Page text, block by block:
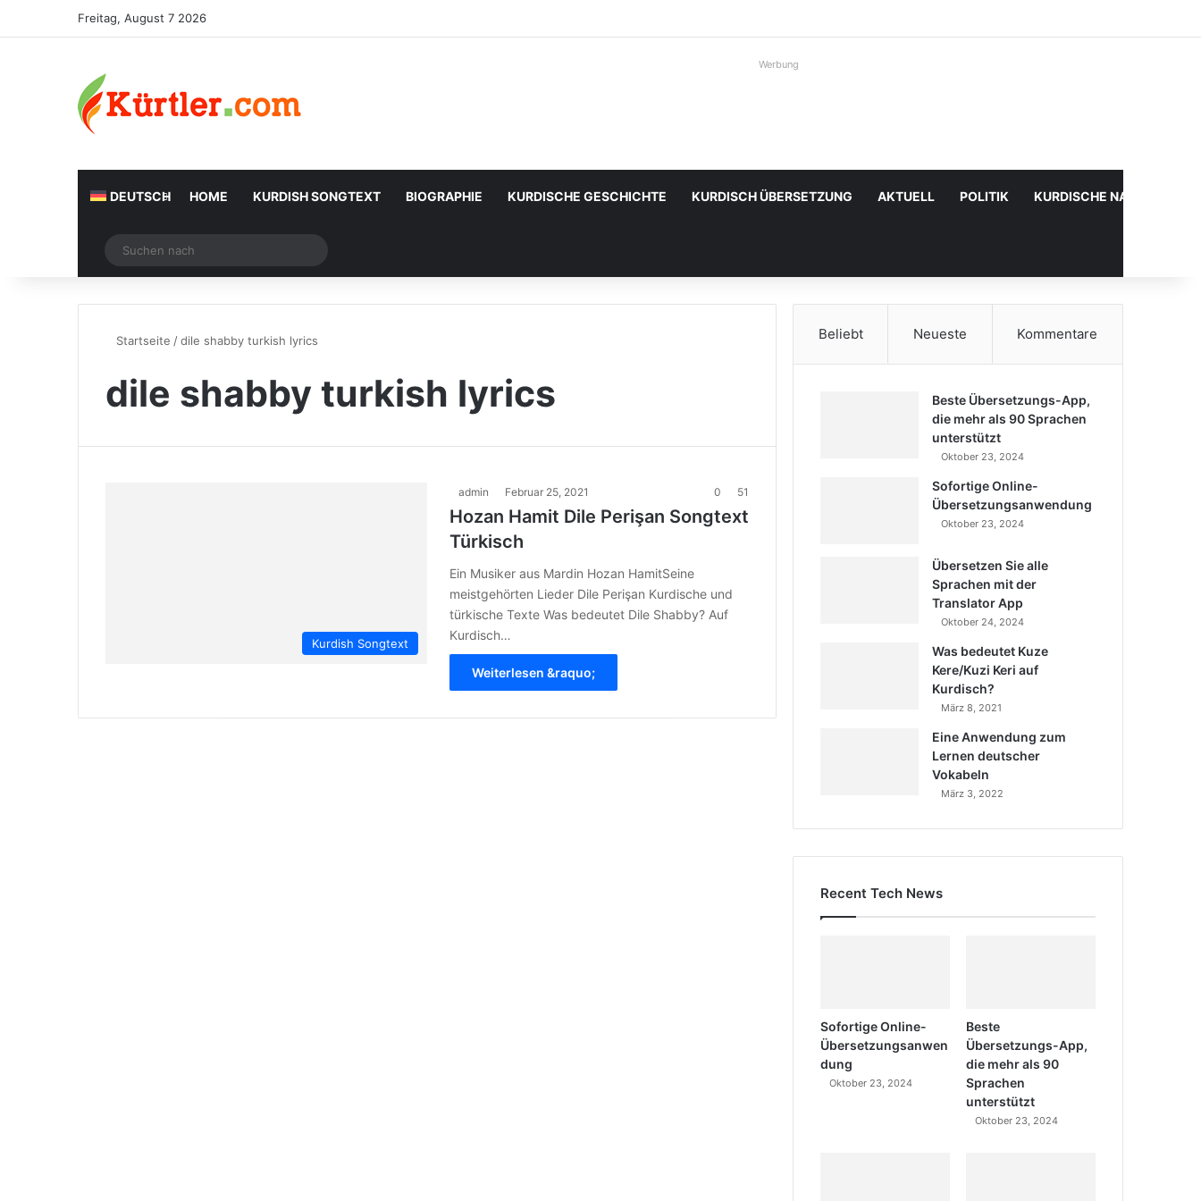
Freitag, August 7 2026
Werbung
DEUTSCH HOME KURDISH SONGTEXT BIOGRAPHIE KURDISCHE GESCHICHTE KURDISCH ÜBERSETZUNG AKTUELL POLITIK KURDISCHE
Zufälliger Artikel
nach
Startseite /dile shabby turkish lyrics
dile shabby turkish lyrics
Kurdish Songtext
admin Februar 25, 2021 0 51
Hozan Hamit Dile Perişan Songtext
Türkisch
Ein Musiker aus Mardin Hozan HamitSeine
meistgehörten Lieder Dile Perişan Kurdische und
türkische Texte Was bedeutet Dile Shabby? Auf
Kurdisch…
Weiterlesen &raquo;
Beliebt Neueste Kommentare
Beste Übersetzungs-App,
die mehr als 90 Sprachen
unterstützt
Oktober 23, 2024
Sofortige Online-
Übersetzungsanwendung
Oktober 23, 2024
Übersetzen Sie alle
Sprachen mit der
Translator App
Oktober 24, 2024
Was bedeutet Kuze
Kere/Kuzi Keri auf
Kurdisch?
März 8, 2021
Eine Anwendung zum
Lernen deutscher
Vokabeln
März 3, 2022
Recent Tech News
Sofortige Online-
Übersetzungsanwen
dung
Oktober 23, 2024
Beste
Übersetzungs-App,
die mehr als 90
Sprachen
unterstützt
Oktober 23, 2024